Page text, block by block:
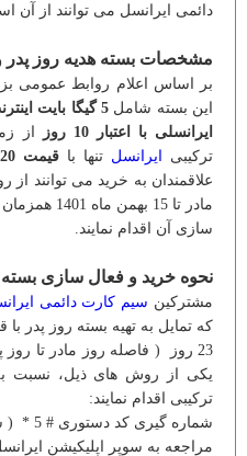
دائمی ایرانسل می توانند از آن
مشخصات بسته هدیه روز پدر
بر اساس اعلام روابط عمومی
این بسته شامل
ایرانسلی با اعتبار 10 روز
از
ترکیبی ایرانسل تنها باقیمت 20 هزار تومان
مادر تا 15
سازی آن اقدام نمایند.
نحوه خرید و فعال سازی بسته
مشترکین سیم کارت دائمی
که تمایل به تهیه بسته روز پدر با
23 روز ( فاصله روز مادر تا
یکی از روش های ذیل، نسبت
ترکیبی اقدام نمایند:
شماره گیری کد دستوری # 5 * ( ستاره 5 مربع )
مراجعه به سوپر اپلیکیشن